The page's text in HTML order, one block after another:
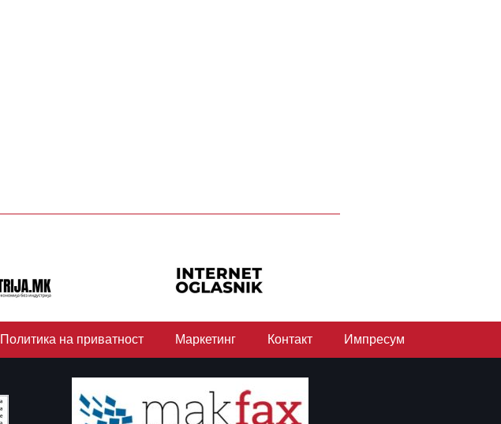
Политика на приватност Маркетинг Контакт Импресум